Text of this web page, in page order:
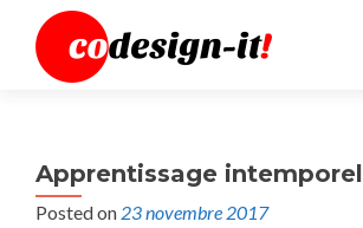
Apprentissage intemporel
Posted on 23 novembre 2017